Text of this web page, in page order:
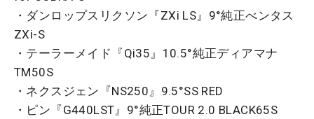
・ダンロップスリクソン『ZXi LS』9°純正べンタス
ZXi-S
・テーラーメイド『Qi35』10.5°純正ディアマナ
TM50S
・ネクスジェン『NS250』9.5°SS RED
・ピン『G440LST』9°純正TOUR 2.0 BLACK65S